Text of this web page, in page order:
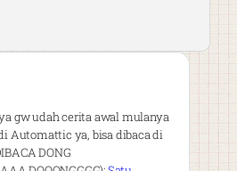
gw udah cerita awal mulanya
Automattic ya, bisa dibaca di
DONG